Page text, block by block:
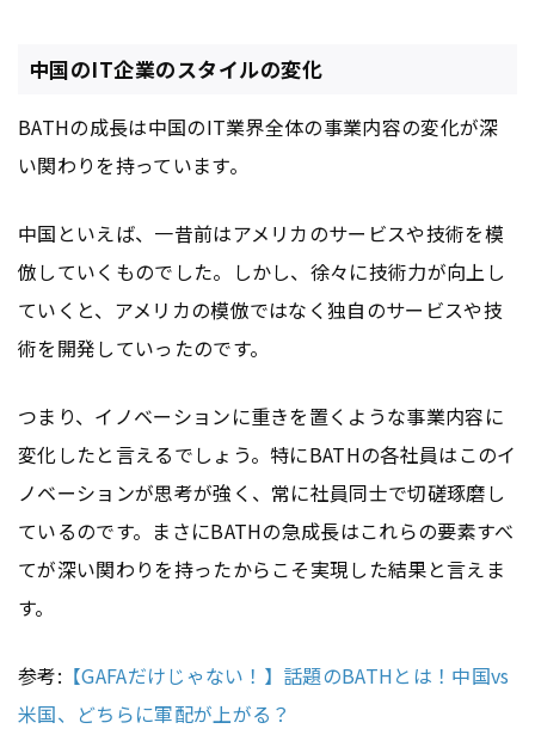
中国のIT企業のスタイルの変化
BATHの成長は中国のIT業界全体の事業内容の変化が深
い関わりを持っています。
中国といえば、一昔前はアメリカのサービスや技術を模
倣していくものでした。しかし、徐々に技術力が向上し
ていくと、アメリカの模倣ではなく独自のサービスや技
術を開発していったのです。
つまり、イノベーションに重きを置くような事業内容に
変化したと言えるでしょう。特にBATHの各社員はこのイ
ノベーションが思考が強く、常に社員同士で切磋琢磨し
ているのです。まさにBATHの急成長はこれらの要素すべ
てが深い関わりを持ったからこそ実現した結果と言えま
す。
参考: 【GAFAだけじゃない！】話題のBATHとは！中国vs
米国、どちらに軍配が上がる？